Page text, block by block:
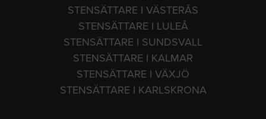
STENSÄTTARE I VÄSTERÅS
STENSÄTTARE I LULEÅ
STENSÄTTARE I SUNDSVALL
STENSÄTTARE I KALMAR
STENSÄTTARE I VÄXJÖ
STENSÄTTARE I KARLSKRONA